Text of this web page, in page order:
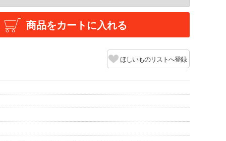
商品をカートに入れる
ほしいものリストへ登録